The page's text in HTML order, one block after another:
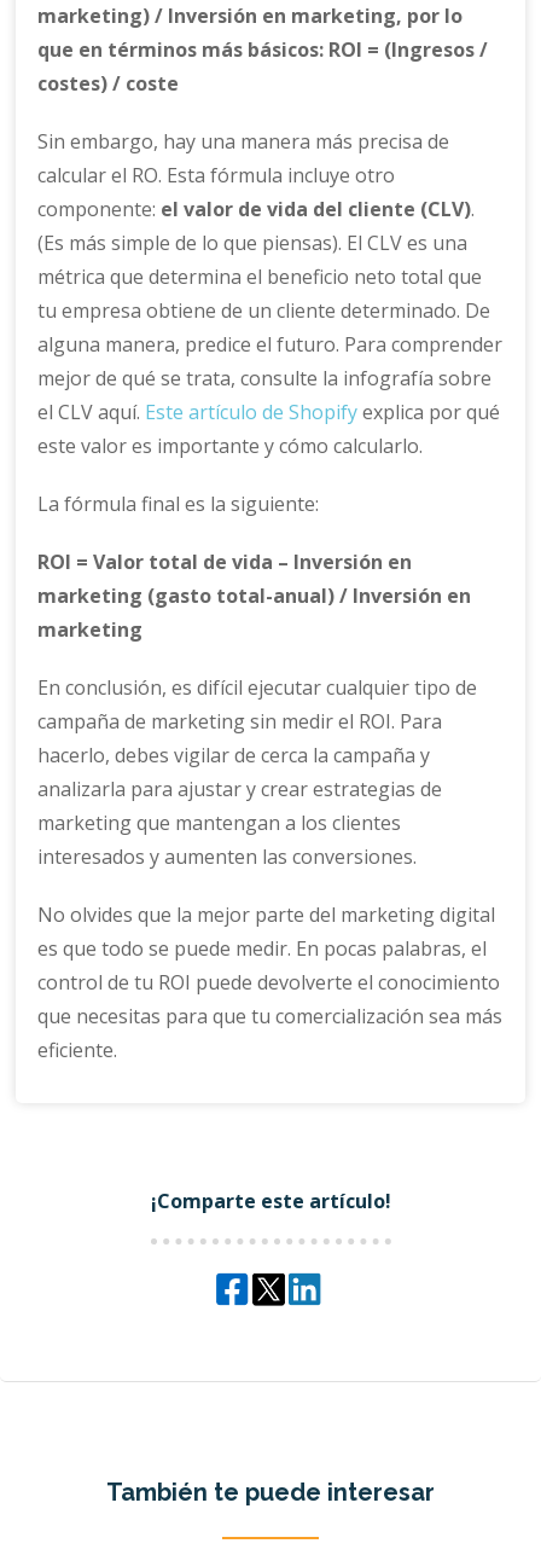
marketing) / Inversión en marketing, por lo
que en términos más básicos: ROI = (Ingresos /
costes) / coste
Sin embargo, hay una manera más precisa de
calcular el RO. Esta fórmula incluye otro
componente: el valor de vida del cliente (CLV).
(Es más simple de lo que piensas). El CLV es una
métrica que determina el beneficio neto total que
tu empresa obtiene de un cliente determinado. De
alguna manera, predice el futuro. Para comprender
mejor de qué se trata, consulte la infografía sobre
el CLV aquí. Este artículo de Shopifyexplica por qué
este valor es importante y cómo calcularlo.
La fórmula final es la siguiente:
ROI = Valor total de vida – Inversión en
marketing (gasto total-anual) / Inversión en
marketing
En conclusión, es difícil ejecutar cualquier tipo de
campaña de marketing sin medir el ROI. Para
hacerlo, debes vigilar de cerca la campaña y
analizarla para ajustar y crear estrategias de
marketing que mantengan a los clientes
interesados ​​y aumenten las conversiones.
No olvides que la mejor parte del marketing digital
es que todo se puede medir. En pocas palabras, el
control de tu ROI puede devolverte el conocimiento
que necesitas para que tu comercialización sea más
eficiente.
¡Comparte este artículo!
También te puede interesar